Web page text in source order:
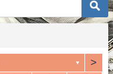
▼ >